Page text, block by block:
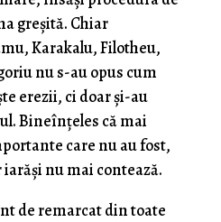
greșită. Chiar
Karakalu, Filotheu,
nu s-au opus cum
erezii, ci doar și-au
Bineînțeles că mai
care nu au fost,
nu mai contează.
de remarcat din toate